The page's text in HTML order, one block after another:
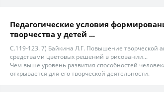
Педагогические условия
творчества у детей ...
С.119-123. 7) Байкина Л.Г. Повышение творческой
средствами цветовых решений в рисовании...
Чем выше уровень развития способностей
открывается для его творческой деятельности.